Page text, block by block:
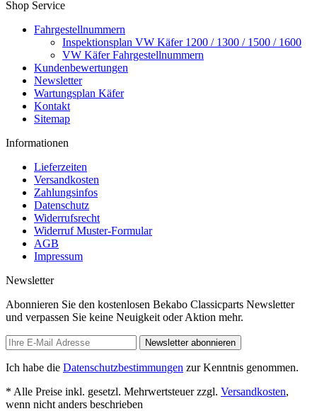
Shop Service
Fahrgestellnummern
Inspektionsplan VW Käfer 1200 / 1300 / 1500 / 1600
VW Käfer Fahrgestellnummern
Kundenbewertungen
Newsletter
Wartungsplan Käfer
Kontakt
Sitemap
Informationen
Lieferzeiten
Versandkosten
Zahlungsinfos
Datenschutz
Widerrufsrecht
Widerruf Muster-Formular
AGB
Impressum
Newsletter
Abonnieren Sie den kostenlosen Bekabo Classicparts Newsletter
und verpassen Sie keine Neuigkeit oder Aktion mehr.
Newsletter abonnieren
Ich habe die Datenschutzbestimmungen zur Kenntnis genommen.
* Alle Preise inkl. gesetzl. Mehrwertsteuer zzgl. Versandkosten,
wenn nicht anders beschrieben